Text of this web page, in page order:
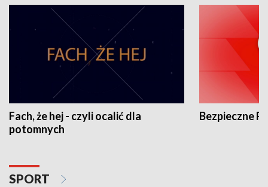
Fach, że hej - czyli ocalić dla
potomnych
Bezpieczne
SPORT